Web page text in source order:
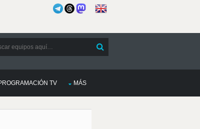
TV MÁS